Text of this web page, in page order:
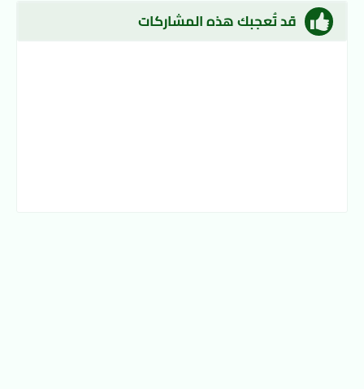
قد تُعجبك هذه المشاركات